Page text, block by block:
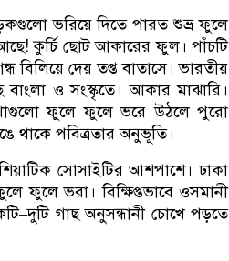
ভরিয়ে দিতে পারত শুভ্র ফুলে
কুর্চি ছোট আকারের ফুল। পাঁচটি
বিলিয়ে দেয় তপ্ত বাতাসে। ভারতীয়
ও সংস্কৃতে। আকার মাঝারি।
ফুলে ফুলে ভরে উঠলে পুরো
থাকে পবিত্রতার অনুভূতি।
সোসাইটির আশপাশে। ঢাকা
ফুলে ভরা। বিক্ষিপ্তভাবে ওসমানী
গাছ অনুসন্ধানী চোখে পড়তে